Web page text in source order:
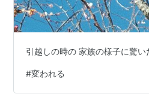
引越しの時の 家族の様子に驚い
#変われる